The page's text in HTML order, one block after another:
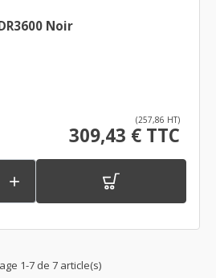
Noir
(257,86 HT)
309,43 € TTC

1-7 de 7 article(s)